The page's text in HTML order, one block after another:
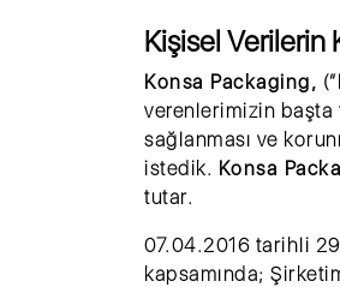
Kişisel Verilerin
Konsa Packaging, (“
verenlerimizin
sağlanması ve
istedik. Konsa
tutar.
07.04.2016 tarihli
kapsamında;